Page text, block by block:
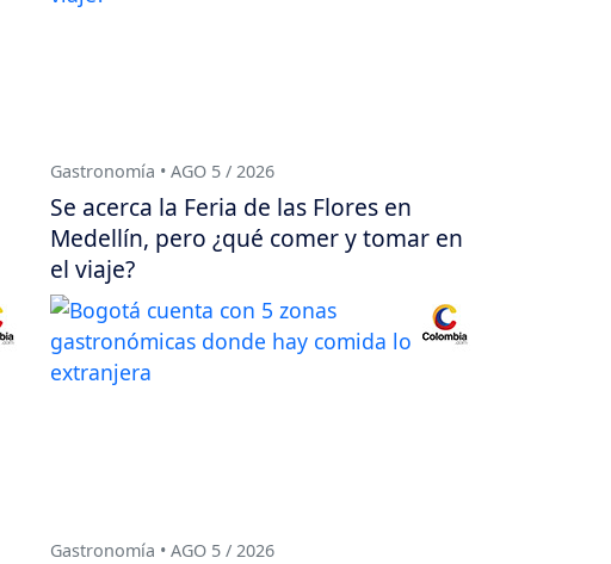
Gastronomía • AGO 5 / 2026
Se acerca la Feria de las Flores en
Medellín, pero ¿qué comer y tomar en
el viaje?
Gastronomía • AGO 5 / 2026